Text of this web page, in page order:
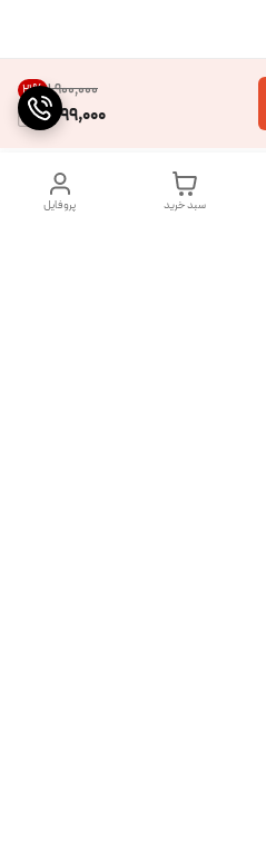
۱٬۹۰۰٬۰۰۰ 21%
1,499,000
پروفایل سبد خرید